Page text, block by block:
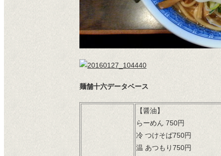
麺舗十六データベース
【醤油】
らーめん 750円
冷 つけそば750円
温 あつもり750円